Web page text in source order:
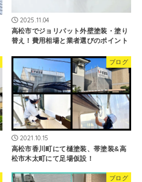
2025.11.04
高松市でジョリパット外壁塗装・塗り
替え！費用相場と業者選びのポイント
ブログ
2021.10.15
高松市香川町にて樋塗装、帯塗装&高
松市木太町にて足場仮設！
ブログ